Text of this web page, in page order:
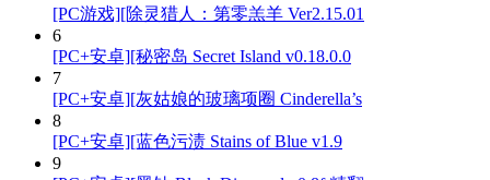
[PC游戏][除灵猎人：第零羔羊 Ver2.15.01
6
[PC+安卓][秘密岛 Secret Island v0.18.0.0
7
[PC+安卓][灰姑娘的玻璃项圈 Cinderella’s
8
[PC+安卓][蓝色污渍 Stains of Blue v1.9
9